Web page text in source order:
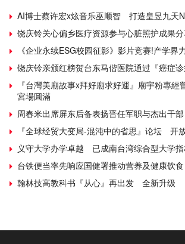
AI博士蔡许宏x炫音乐巫顺智 打造皇昱九天
饶庆铃关心偏乡医疗资源参与心脏照护成果
《企业永续ESG校园征影》影片竞赛!产学界
饶庆铃亲颁红榜贺台东马偕医院通过『癌症诊
『台灣美廟故事x拜好廟求好運』廟宇粉專經
宮場圓滿
周春米出席屏东后备表扬晋任军职与杰出干部
『全球经贸大变局-混沌中的省思』论坛 开
义守大学办学卓越 已成南台湾综合型大学
台铁便当率先响应国健署推动营养及健康饮食
翰林技高教科书『从心』再出发 全新升级